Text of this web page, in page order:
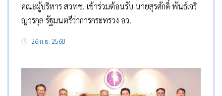
คณะผู้บริหาร สวทช. เข้าร่วมต้อนรับ นายสุรศักดิ์ พันธ์เจริ
ญวรกุล รัฐมนตรีว่าการกระทรวง อว.
26 ก.ย. 2568